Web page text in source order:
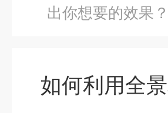
出你想要的效果？
如何利用全